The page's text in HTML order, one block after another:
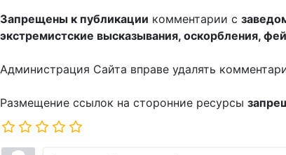
Запрещены к публикации комментарии с
экстремистские высказывания, оскорбления,
Администрация Сайта вправе удалять
Размещение ссылок на сторонние ресурсы